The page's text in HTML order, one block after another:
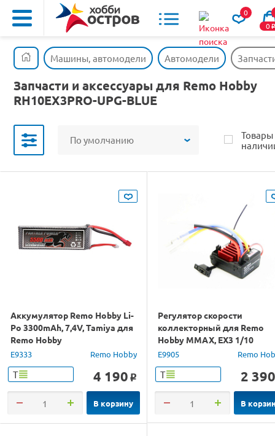
0
0o
Машины, автомодели Автомодели
Запчасти и аксессуары для Remo Hobby
RH10EX3PRO-UPG-BLUE
По умолчанию
Товары
Аккумулятор Remo Hobby Li-
Po 3300mAh, 7,4V, Tamiya для
Remo Hobby
E9333 Remo Hobby
Т 4 190 o
В корзину
Регулятор скорости
коллекторный для Remo
Hobby MMAX, EX3 1/10
E9905 Remo
Т 2 390
В